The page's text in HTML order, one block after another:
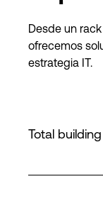
Desde un
ofrecemos
estrategia IT.
Total